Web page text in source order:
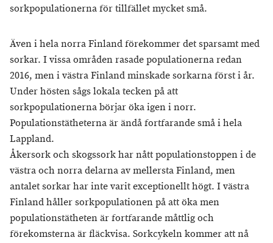
sorkpopulationerna för tillfället mycket små.
Även i hela norra Finland förekommer det sparsamt med
sorkar. I vissa områden rasade populationerna redan
2016, men i västra Finland minskade sorkarna först i år.
Under hösten sågs lokala tecken på att
sorkpopulationerna börjar öka igen i norr.
Populationstätheterna är ändå fortfarande små i hela
Lappland.
Åkersork och skogssork har nått populationstoppen i de
västra och norra delarna av mellersta Finland, men
antalet sorkar har inte varit exceptionellt högt. I västra
Finland håller sorkpopulationen på att öka men
populationstätheten är fortfarande måttlig och
förekomsterna är fläckvisa. Sorkcykeln kommer att nå